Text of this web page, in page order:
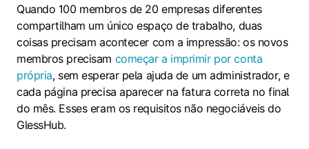
Quando 100 membros de 20 empresas diferentes
compartilham um único espaço de trabalho, duas
coisas precisam acontecer com a impressão: os novos
membros precisam começar a imprimir por conta
própria, sem esperar pela ajuda de um administrador, e
cada página precisa aparecer na fatura correta no final
do mês. Esses eram os requisitos não negociáveis do
GlessHub.